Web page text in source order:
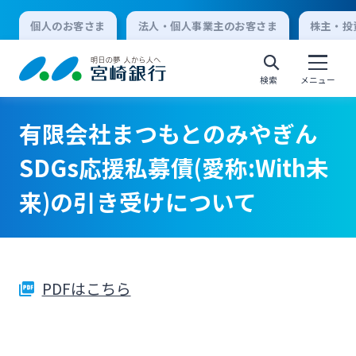
個人のお客さま 法人・個人事業主のお客さま 株主・
検索 メニュー
個人向けインターネットバンキング
ログオン
有限会社まつもとのみやぎん
SDGs応援私募債(愛称:With未
来)の引き受けについて
PDFはこちら